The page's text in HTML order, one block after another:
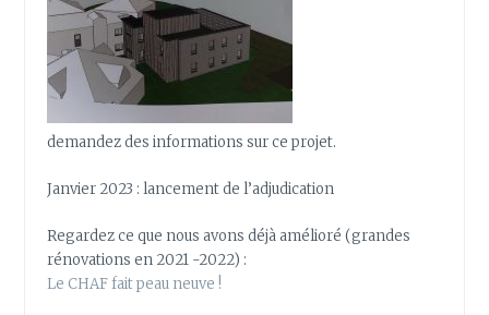
demandez des informations sur ce projet.
Janvier 2023 : lancement de l’adjudication
Regardez ce que nous avons déjà amélioré (grandes
rénovations en 2021 -2022) :
Le CHAF fait peau neuve !